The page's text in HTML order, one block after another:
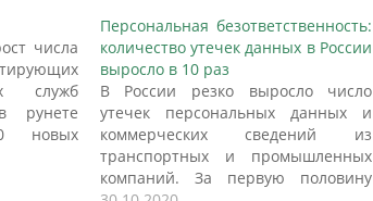
числа
служб
рунете
новых
Персональная безответственность:
количество утечек данных в России
выросло в 10 раз
В России резко выросло число
утечек персональных данных и
коммерческих сведений из
транспортных и промышленных
компаний. За первую половину